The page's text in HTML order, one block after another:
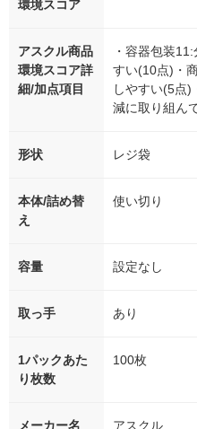
環境スコア
アスクル商品
環境スコア詳
細/加点項目
・容器包装
すい(10点)・
しやすい(5点)
減に取り組ん
形状 レジ袋
本体/詰め替
え
使い切り
容量 設定なし
取っ手 あり
1パックあた
り枚数
100枚
メーカー名 アスクル